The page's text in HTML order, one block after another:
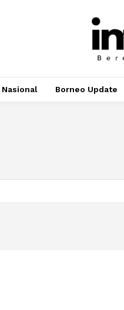
Nasional Borneo Update